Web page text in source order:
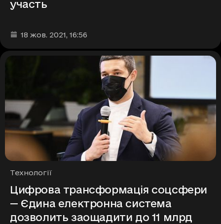
участь
Дата та час публікації
18 жов. 2021, 16:56
Рубрики
Технології
Цифрова трансформація соцсфери
— Єдина електронна система
дозволить заощадити до 11 млрд